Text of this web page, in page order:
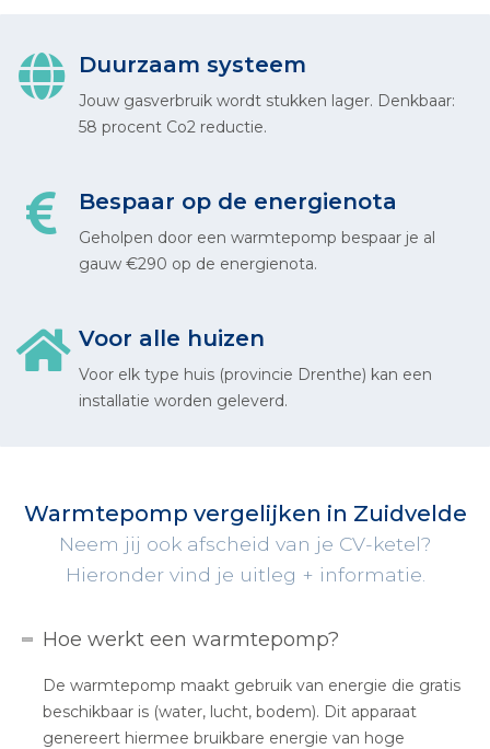
Duurzaam systeem
Jouw gasverbruik wordt stukken lager. Denkbaar:
58 procent Co2 reductie.
Bespaar op de energienota
Geholpen door een warmtepomp bespaar je al
gauw €290 op de energienota.
Voor alle huizen
Voor elk type huis (provincie Drenthe) kan een
installatie worden geleverd.
Warmtepomp vergelijken in Zuidvelde
Neem jij ook afscheid van je CV-ketel?
Hieronder vind je uitleg + informatie.
Hoe werkt een warmtepomp?
De warmtepomp maakt gebruik van energie die gratis
beschikbaar is (water, lucht, bodem). Dit apparaat
genereert hiermee bruikbare energie van hoge